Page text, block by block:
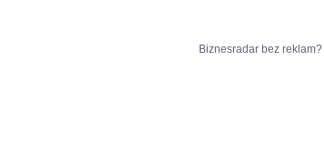
Biznesradar bez reklam?